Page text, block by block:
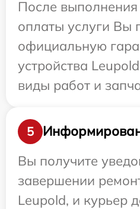
После выполнения
оплаты услуги Вы
официальную
устройства
виды работ и
5
Вы получите
завершении
Leupold, и курьер